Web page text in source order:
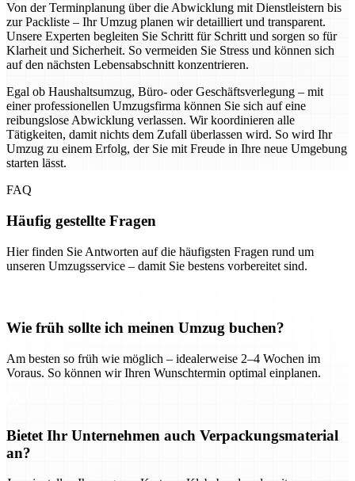
Von der Terminplanung über die Abwicklung mit Dienstleistern bis
zur Packliste – Ihr Umzug planen wir detailliert und transparent.
Unsere Experten begleiten Sie Schritt für Schritt und sorgen so für
Klarheit und Sicherheit. So vermeiden Sie Stress und können sich
auf den nächsten Lebensabschnitt konzentrieren.
Egal ob Haushaltsumzug, Büro- oder Geschäftsverlegung – mit
einer professionellen Umzugsfirma können Sie sich auf eine
reibungslose Abwicklung verlassen. Wir koordinieren alle
Tätigkeiten, damit nichts dem Zufall überlassen wird. So wird Ihr
Umzug zu einem Erfolg, der Sie mit Freude in Ihre neue Umgebung
starten lässt.
FAQ
Häufig gestellte Fragen
Hier finden Sie Antworten auf die häufigsten Fragen rund um
unseren Umzugsservice – damit Sie bestens vorbereitet sind.
Wie früh sollte ich meinen Umzug buchen?
Am besten so früh wie möglich – idealerweise 2–4 Wochen im
Voraus. So können wir Ihren Wunschtermin optimal einplanen.
Bietet Ihr Unternehmen auch Verpackungsmaterial
an?